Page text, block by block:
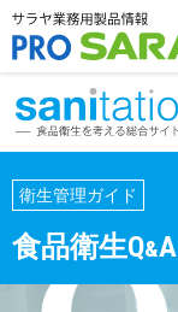
衛生管理ガイド
食品衛生Q&A